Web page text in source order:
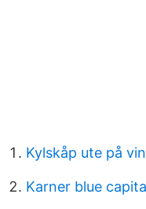
Kylskåp ute på
Karner blue